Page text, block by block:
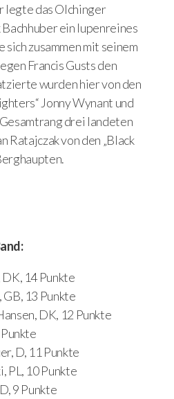
legte das Olchinger
ein lupenreines
sich zusammen mit seinem
Francis Gusts den
wurden hier von den
Jonny Wynant und
drei landeten
Ratajczak von den „Black
DK, 14 Punkte
13 Punkte
DK, 12 Punkte
D, 11 Punkte
PL, 10 Punkte
9 Punkte